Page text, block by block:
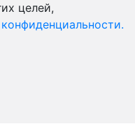
целей,